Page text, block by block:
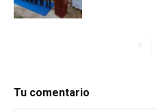
Tu comentario